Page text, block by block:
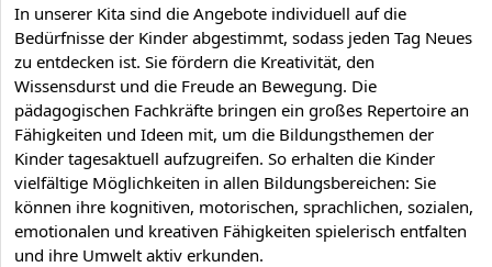
In unserer Kita sind die Angebote individuell auf die
Bedürfnisse der Kinder abgestimmt, sodass jeden Tag Neues
zu entdecken ist. Sie fördern die Kreativität, den
Wissensdurst und die Freude an Bewegung. Die
pädagogischen Fachkräfte bringen ein großes Repertoire an
Fähigkeiten und Ideen mit, um die Bildungsthemen der
Kinder tagesaktuell aufzugreifen. So erhalten die Kinder
vielfältige Möglichkeiten in allen Bildungsbereichen: Sie
können ihre kognitiven, motorischen, sprachlichen, sozialen,
emotionalen und kreativen Fähigkeiten spielerisch entfalten
und ihre Umwelt aktiv erkunden.